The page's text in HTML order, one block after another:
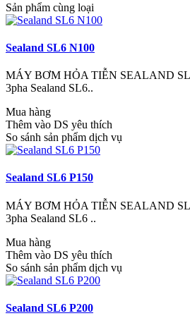
Sản phẩm cùng loại
Sealand SL6 N100
MÁY BƠM HỎA TIỄN SEALAND
3pha Sealand SL6..
Mua hàng
Thêm vào DS yêu thích
So sánh sản phẩm dịch vụ
Sealand SL6 P150
MÁY BƠM HỎA TIỄN SEALAND
3pha Sealand SL6 ..
Mua hàng
Thêm vào DS yêu thích
So sánh sản phẩm dịch vụ
Sealand SL6 P200